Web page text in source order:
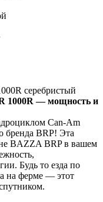
серебристый
1000R — мощность и
Can-Am
бренда BRP! Эта
BAZZA BRP в вашем
Будь то езда по
на ферме — этот